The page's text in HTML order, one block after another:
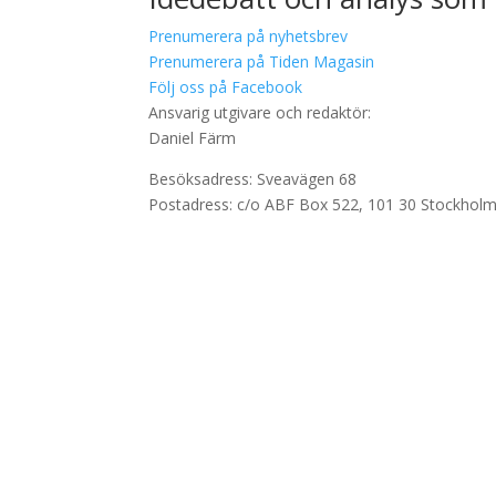
Prenumerera på nyhetsbrev
Prenumerera på Tiden Magasin
Följ oss på Facebook
Ansvarig utgivare och redaktör:
Daniel Färm
Besöksadress: Sveavägen 68
Postadress: c/o ABF Box 522, 101 30